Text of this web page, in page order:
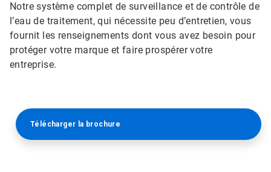
Notre système complet de surveillance et de contrôle de
l’eau de traitement, qui nécessite peu d’entretien, vous
fournit les renseignements dont vous avez besoin pour
protéger votre marque et faire prospérer votre
entreprise.
Télécharger la brochure